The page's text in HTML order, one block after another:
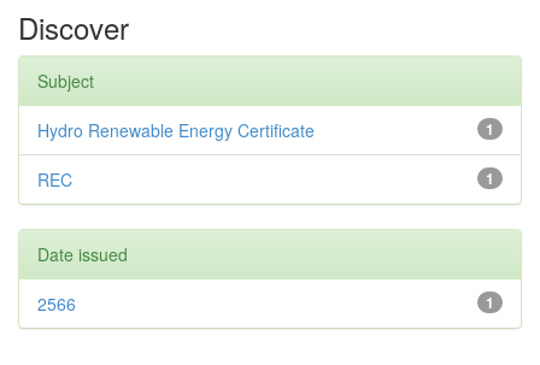
Discover
Subject
1
Hydro Renewable Energy Certificate
1
REC
Date issued
1
2566